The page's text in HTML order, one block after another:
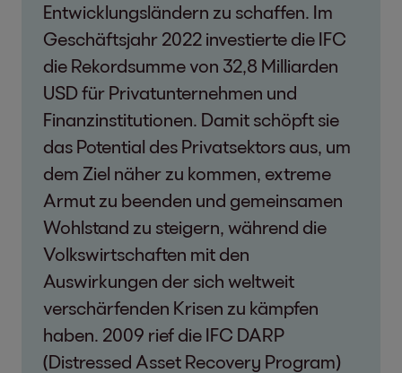
Entwicklungsländern zu schaffen. Im
Geschäftsjahr 2022 investierte die IFC
die Rekordsumme von 32,8 Milliarden
USD für Privatunternehmen und
Finanzinstitutionen. Damit schöpft sie
das Potential des Privatsektors aus, um
dem Ziel näher zu kommen, extreme
Armut zu beenden und gemeinsamen
Wohlstand zu steigern, während die
Volkswirtschaften mit den
Auswirkungen der sich weltweit
verschärfenden Krisen zu kämpfen
haben. 2009 rief die IFC DARP
(Distressed Asset Recovery Program)